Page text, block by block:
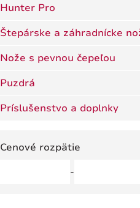
Hunter Pro
Štepárske a záhradnícke
Nože s pevnou čepeľou
Puzdrá
Príslušenstvo a doplnky
Cenové rozpätie
-